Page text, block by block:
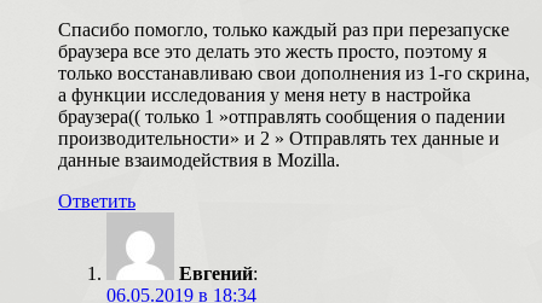
Спасибо помогло, только каждый раз при перезапуске
браузера все это делать это жесть просто, поэтому я
только восстанавливаю свои дополнения из 1-го скрина,
а функции исcледования у меня нету в настройка
браузера(( только 1 »отправлять сообщения о падении
производительности» и 2 » Отправлять тех данные и
данные взаимодействия в Mozilla.
Ответить
Евгений:
06.05.2019 в 18:34